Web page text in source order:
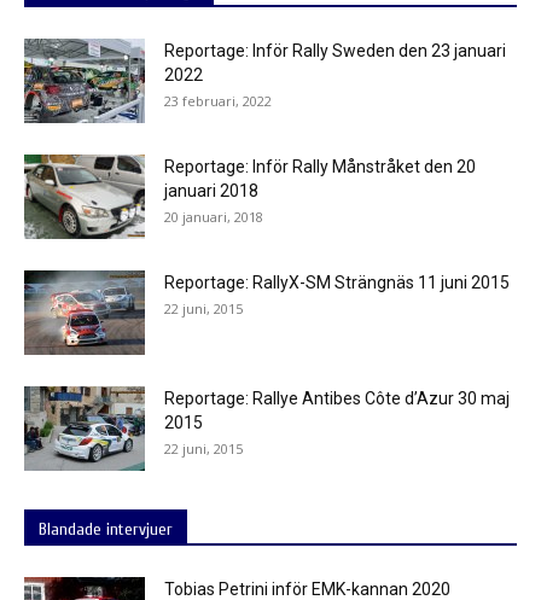
Reportage: Inför Rally Sweden den 23 januari
2022
23 februari, 2022
Reportage: Inför Rally Månstråket den 20
januari 2018
20 januari, 2018
Reportage: RallyX-SM Strängnäs 11 juni 2015
22 juni, 2015
Reportage: Rallye Antibes Côte d’Azur 30 maj
2015
22 juni, 2015
Blandade intervjuer
Tobias Petrini inför EMK-kannan 2020